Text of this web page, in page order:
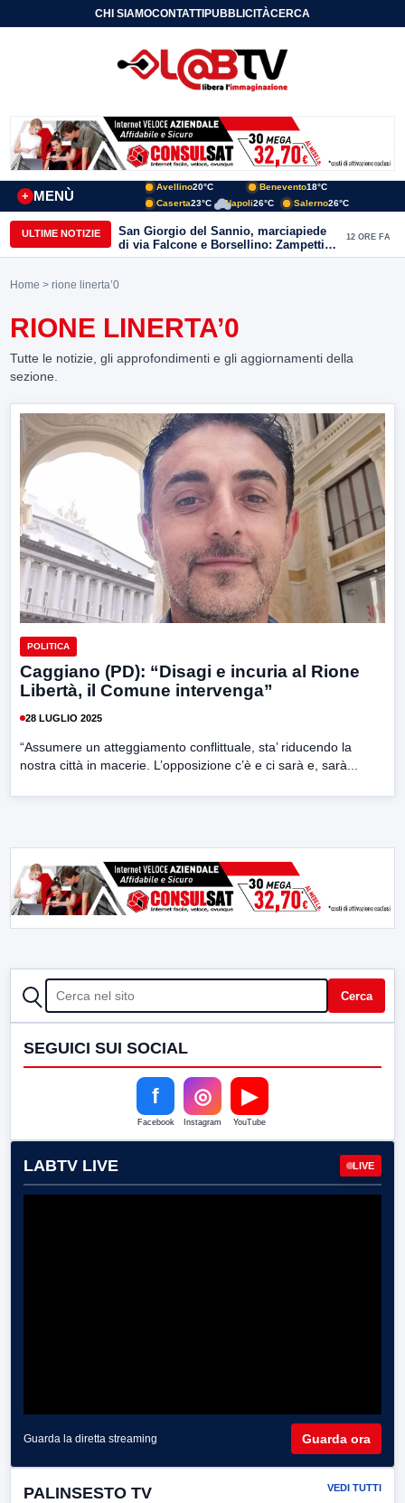
CHI SIAMOCONTATTIPUBBLICITÀCERCA
MENÙ
+
Avellino20°C Benevento18°C
Caserta23°C Napoli26°C Salerno26°C
ULTIME NOTIZIE
San Giorgio del Sannio, marciapiede
di via Falcone e Borsellino: Zampetti e
Lombardi replicano alle polemiche
12 ORE FA
Home > rione linerta’0
RIONE LINERTA’0
Tutte le notizie, gli approfondimenti e gli aggiornamenti della
sezione.
POLITICA
Caggiano (PD): “Disagi e incuria al Rione
Libertà, il Comune intervenga”
28 LUGLIO 2025
“Assumere un atteggiamento conflittuale, sta’ riducendo la
nostra città in macerie. L’opposizione c’è e ci sarà e, sarà...
CERCA Cerca
SEGUICI SUI SOCIAL
f
Facebook
◎
Instagram
▶
YouTube
LABTV LIVE LIVE
Guarda la diretta streaming Guarda ora
PALINSESTO TV VEDI TUTTI